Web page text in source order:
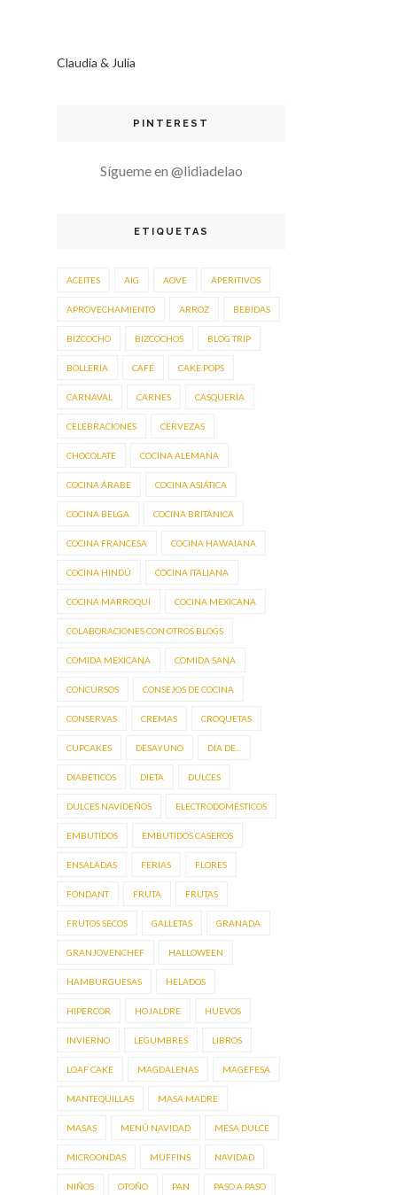
Claudia & Julia
PINTEREST
Sígueme en @lidiadelao
ETIQUETAS
ACEITES AIG AOVE APERITIVOS
APROVECHAMIENTO ARROZ BEBIDAS
BIZCOCHO BIZCOCHOS BLOG TRIP
BOLLERÍA CAFÉ CAKE POPS
CARNAVAL CARNES CASQUERÍA
CELEBRACIONES CERVEZAS
CHOCOLATE COCINA ALEMANA
COCINA ÁRABE COCINA ASIÁTICA
COCINA BELGA COCINA BRITÁNICA
COCINA FRANCESA COCINA HAWAIANA
COCINA HINDÚ COCINA ITALIANA
COCINA MARROQUÍ COCINA MEXICANA
COLABORACIONES CON OTROS BLOGS
COMIDA MEXICANA COMIDA SANA
CONCURSOS CONSEJOS DE COCINA
CONSERVAS CREMAS CROQUETAS
CUPCAKES DESAYUNO DÍA DE...
DIABÉTICOS DIETA DULCES
DULCES NAVIDEÑOS ELECTRODOMÉSTICOS
EMBUTIDOS EMBUTIDOS CASEROS
ENSALADAS FERIAS FLORES
FONDANT FRUTA FRUTAS
FRUTOS SECOS GALLETAS GRANADA
GRANJOVENCHEF HALLOWEEN
HAMBURGUESAS HELADOS
HIPERCOR HOJALDRE HUEVOS
INVIERNO LEGUMBRES LIBROS
LOAF CAKE MAGDALENAS MAGEFESA
MANTEQUILLAS MASA MADRE
MASAS MENÚ NAVIDAD MESA DULCE
MICROONDAS MUFFINS NAVIDAD
NIÑOS OTOÑO PAN PASO A PASO